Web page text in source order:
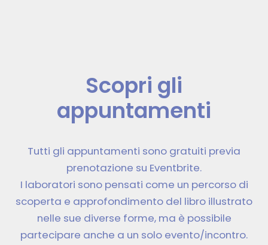
Scopri gli
appuntamenti
Tutti gli appuntamenti sono gratuiti previa
prenotazione su Eventbrite.
I laboratori sono pensati come un percorso di
scoperta e approfondimento del libro illustrato
nelle sue diverse forme, ma è possibile
partecipare anche a un solo evento/incontro.